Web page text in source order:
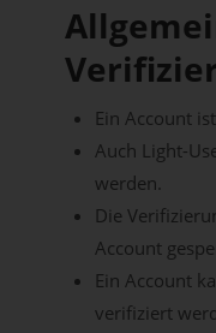
Ein Account
Auch Light-
werden.
Die
Account
Ein Account
verifiziert